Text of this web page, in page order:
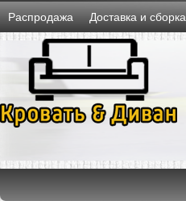
Распродажа Доставка и сборка